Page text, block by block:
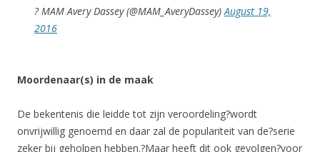
? MAM Avery Dassey (@MAM_AveryDassey)August 19,
2016
Moordenaar(s) in de maak
De bekentenis die leidde tot zijn veroordeling?wordt
onvrijwillig genoemd en daar zal de populariteit van de?serie
zeker bij geholpen hebben.?Maar heeft dit ook gevolgen?voor